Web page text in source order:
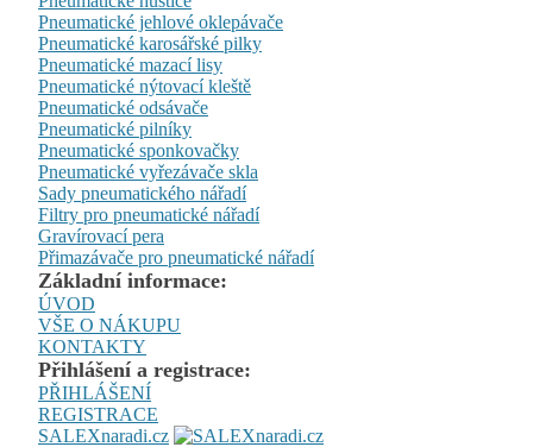
Pneumatické jehlové oklepávače
Pneumatické karosářské pilky
Pneumatické mazací lisy
Pneumatické nýtovací kleště
Pneumatické odsávače
Pneumatické pilníky
Pneumatické sponkovačky
Pneumatické vyřezávače skla
Sady pneumatického nářadí
Filtry pro pneumatické nářadí
Gravírovací pera
Přimazávače pro pneumatické nářadí
Základní informace:
ÚVOD
VŠE O NÁKUPU
KONTAKTY
Přihlášení a registrace:
PŘIHLÁŠENÍ
REGISTRACE
SALEXnaradi.cz